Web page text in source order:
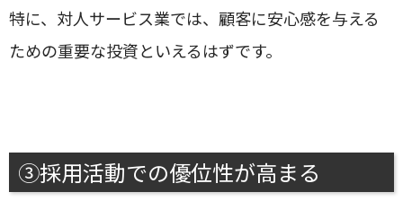
特に、対人サービス業では、顧客に安心感を与える
ための重要な投資といえるはずです。
③採用活動での優位性が高まる